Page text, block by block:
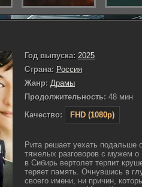
Год выпуска: 2025
Страна: Россия
Жанр: Драмы
Продолжительность: 48 мин
Качество:
FHD (1080p)
Рита решает уехать подальше
тяжелых разговоров с мужем
в Сибирь вертолет терпит
теряет память. Очнувшись в
своего имени, ни причин,